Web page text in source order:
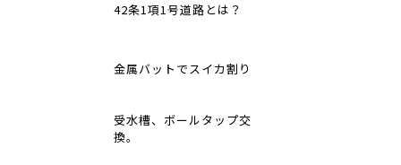
42条1項1号道路とは？
金属バットでスイカ割り
受水槽、ボールタップ交
換。